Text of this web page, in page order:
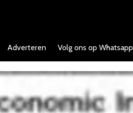
Adverteren Volg ons op Whatsapp